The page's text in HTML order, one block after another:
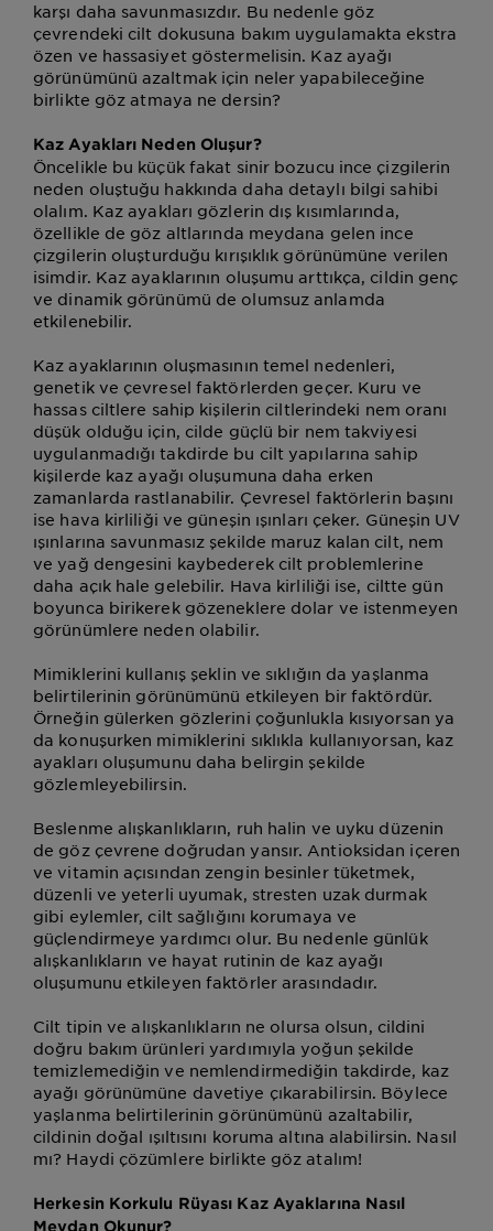
karşı daha savunmasızdır. Bu nedenle göz
çevrendeki cilt dokusuna bakım uygulamakta ekstra
özen ve hassasiyet göstermelisin. Kaz ayağı
görünümünü azaltmak için neler yapabileceğine
birlikte göz atmaya ne dersin?
Kaz Ayakları Neden Oluşur?
Öncelikle bu küçük fakat sinir bozucu ince çizgilerin
neden oluştuğu hakkında daha detaylı bilgi sahibi
olalım. Kaz ayakları gözlerin dış kısımlarında,
özellikle de göz altlarında meydana gelen ince
çizgilerin oluşturduğu kırışıklık görünümüne verilen
isimdir. Kaz ayaklarının oluşumu arttıkça, cildin genç
ve dinamik görünümü de olumsuz anlamda
etkilenebilir.
Kaz ayaklarının oluşmasının temel nedenleri,
genetik ve çevresel faktörlerden geçer. Kuru ve
hassas ciltlere sahip kişilerin ciltlerindeki nem oranı
düşük olduğu için, cilde güçlü bir nem takviyesi
uygulanmadığı takdirde bu cilt yapılarına sahip
kişilerde kaz ayağı oluşumuna daha erken
zamanlarda rastlanabilir. Çevresel faktörlerin başını
ise hava kirliliği ve güneşin ışınları çeker. Güneşin UV
ışınlarına savunmasız şekilde maruz kalan cilt, nem
ve yağ dengesini kaybederek cilt problemlerine
daha açık hale gelebilir. Hava kirliliği ise, ciltte gün
boyunca birikerek gözeneklere dolar ve istenmeyen
görünümlere neden olabilir.
Mimiklerini kullanış şeklin ve sıklığın da yaşlanma
belirtilerinin görünümünü etkileyen bir faktördür.
Örneğin gülerken gözlerini çoğunlukla kısıyorsan ya
da konuşurken mimiklerini sıklıkla kullanıyorsan, kaz
ayakları oluşumunu daha belirgin şekilde
gözlemleyebilirsin.
Beslenme alışkanlıkların, ruh halin ve uyku düzenin
de göz çevrene doğrudan yansır. Antioksidan içeren
ve vitamin açısından zengin besinler tüketmek,
düzenli ve yeterli uyumak, stresten uzak durmak
gibi eylemler, cilt sağlığını korumaya ve
güçlendirmeye yardımcı olur. Bu nedenle günlük
alışkanlıkların ve hayat rutinin de kaz ayağı
oluşumunu etkileyen faktörler arasındadır.
Cilt tipin ve alışkanlıkların ne olursa olsun, cildini
doğru bakım ürünleri yardımıyla yoğun şekilde
temizlemediğin ve nemlendirmediğin takdirde, kaz
ayağı görünümüne davetiye çıkarabilirsin. Böylece
yaşlanma belirtilerinin görünümünü azaltabilir,
cildinin doğal ışıltısını koruma altına alabilirsin. Nasıl
mı? Haydi çözümlere birlikte göz atalım!
Herkesin Korkulu Rüyası Kaz Ayaklarına Nasıl
Meydan Okunur?